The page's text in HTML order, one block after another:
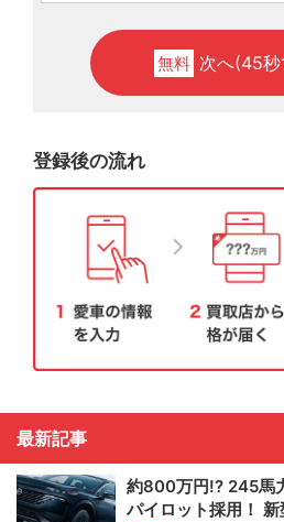
無料 次へ(45秒
登録後の流れ
最新記事
約800万円!? 245馬
パイロット採用！